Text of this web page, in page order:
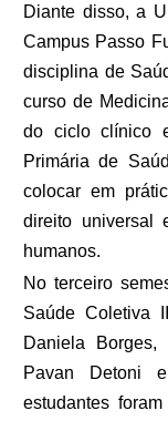
Diante disso, a
Campus Passo
disciplina de
curso de
do ciclo clínico
Primária de
colocar em
direito universal
humanos.
No terceiro
Saúde Coletiva
Daniela Borges,
Pavan Detoni
estudantes